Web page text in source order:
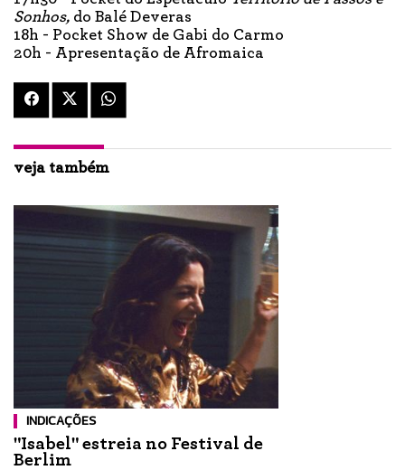
Sonhos, do Balé Deveras
18h - Pocket Show de Gabi do Carmo
20h - Apresentação de Afromaica
veja também
INDICAÇÕES
"Isabel" estreia no Festival de
Berlim